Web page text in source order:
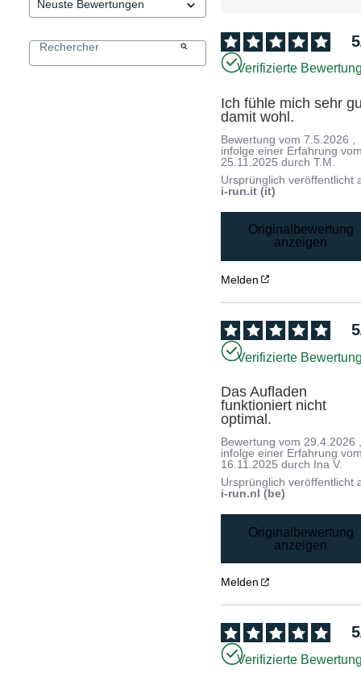
5
Verifizierte
Ich fühle mich sehr
damit wohl.
Bewertung vom7.5.2026
infolge einer Erfahrung
25.11.2025 durchT.M.
Ursprünglich veröffentlicht
i-run.it (it)
Originalbewertung
anzeigen
Melden
5
Verifizierte
Das Aufladen
funktioniert nicht
optimal.
Bewertung vom 29.4.2026
infolge einer Erfahrung
16.11.2025 durch Ina V.
Ursprünglich veröffentlicht
i-run.nl (be)
Originalbewertung
anzeigen
Melden
5
Verifizierte